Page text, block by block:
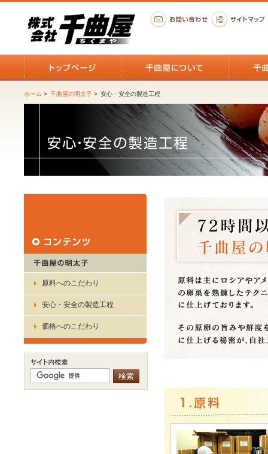
ホーム > 千曲屋の明太子 > 安心・安全の製造工程
原料へのこだわり
安心・安全の製造工程
価格へのこだわり